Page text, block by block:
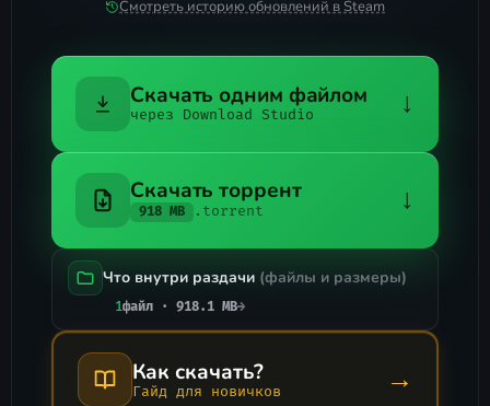
Смотреть историю обновлений в Steam
Скачать одним файлом
через Download Studio ↓
Скачать торрент
918 MB .torrent ↓
Что внутри раздачи (файлы и размеры)
1файл · 918.1 MB→
Как скачать?
Гайд для новичков →